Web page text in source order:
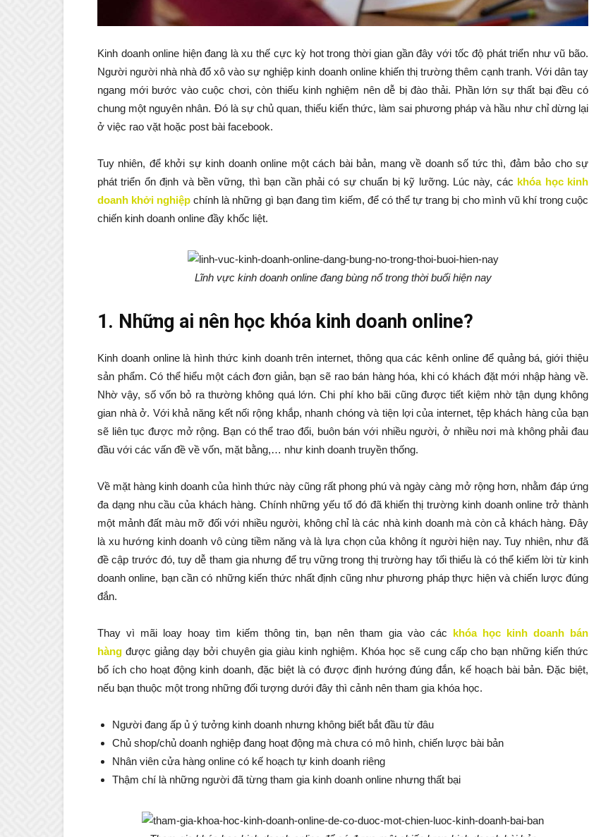
Kinh doanh online hiện đang là xu thế cực kỳ hot trong thời gian gần đây với tốc độ phát triển như vũ bão.
Người người nhà nhà đổ xô vào sự nghiệp kinh doanh online khiến thị trường thêm cạnh tranh. Với dân tay
ngang mới bước vào cuộc chơi, còn thiếu kinh nghiệm nên dễ bị đào thải. Phần lớn sự thất bại đều có
chung một nguyên nhân. Đó là sự chủ quan, thiếu kiến thức, làm sai phương pháp và hầu như chỉ dừng lại
ở việc rao vặt hoặc post bài facebook.
Tuy nhiên, để khởi sự kinh doanh online một cách bài bản, mang về doanh số tức thì, đảm bảo cho sự
phát triển ổn định và bền vững, thì bạn cần phải có sự chuẩn bị kỹ lưỡng. Lúc này, các khóa học kinh
doanh khởi nghiệp chính là những gì bạn đang tìm kiếm, để có thể tự trang bị cho mình vũ khí trong cuộc
chiến kinh doanh online đầy khốc liệt.
Lĩnh vực kinh doanh online đang bùng nổ trong thời buổi hiện nay
1. Những ai nên học khóa kinh doanh online?
Kinh doanh online là hình thức kinh doanh trên internet, thông qua các kênh online để quảng bá, giới thiệu
sản phẩm. Có thể hiểu một cách đơn giản, bạn sẽ rao bán hàng hóa, khi có khách đặt mới nhập hàng về.
Nhờ vậy, số vốn bỏ ra thường không quá lớn. Chi phí kho bãi cũng được tiết kiệm nhờ tận dụng không
gian nhà ở. Với khả năng kết nối rộng khắp, nhanh chóng và tiện lợi của internet, tệp khách hàng của bạn
sẽ liên tục được mở rộng. Bạn có thể trao đổi, buôn bán với nhiều người, ở nhiều nơi mà không phải đau
đầu với các vấn đề về vốn, mặt bằng,… như kinh doanh truyền thống.
Về mặt hàng kinh doanh của hình thức này cũng rất phong phú và ngày càng mở rộng hơn, nhằm đáp ứng
đa dạng nhu cầu của khách hàng. Chính những yếu tố đó đã khiến thị trường kinh doanh online trở thành
một mảnh đất màu mỡ đối với nhiều người, không chỉ là các nhà kinh doanh mà còn cả khách hàng. Đây
là xu hướng kinh doanh vô cùng tiềm năng và là lựa chọn của không ít người hiện nay. Tuy nhiên, như đã
đề cập trước đó, tuy dễ tham gia nhưng để trụ vững trong thị trường hay tối thiểu là có thể kiếm lời từ kinh
doanh online, bạn cần có những kiến thức nhất định cũng như phương pháp thực hiện và chiến lược đúng
đắn.
Thay vì mãi loay hoay tìm kiếm thông tin, bạn nên tham gia vào các khóa học kinh doanh bán
hàng được giảng dạy bởi chuyên gia giàu kinh nghiệm. Khóa học sẽ cung cấp cho bạn những kiến thức
bổ ích cho hoạt động kinh doanh, đặc biệt là có được định hướng đúng đắn, kế hoạch bài bản. Đặc biệt,
nếu bạn thuộc một trong những đối tượng dưới đây thì cảnh nên tham gia khóa học.
Người đang ấp ủ ý tưởng kinh doanh nhưng không biết bắt đầu từ đâu
Chủ shop/chủ doanh nghiệp đang hoạt động mà chưa có mô hình, chiến lược bài bản
Nhân viên cửa hàng online có kế hoạch tự kinh doanh riêng
Thậm chí là những người đã từng tham gia kinh doanh online nhưng thất bại